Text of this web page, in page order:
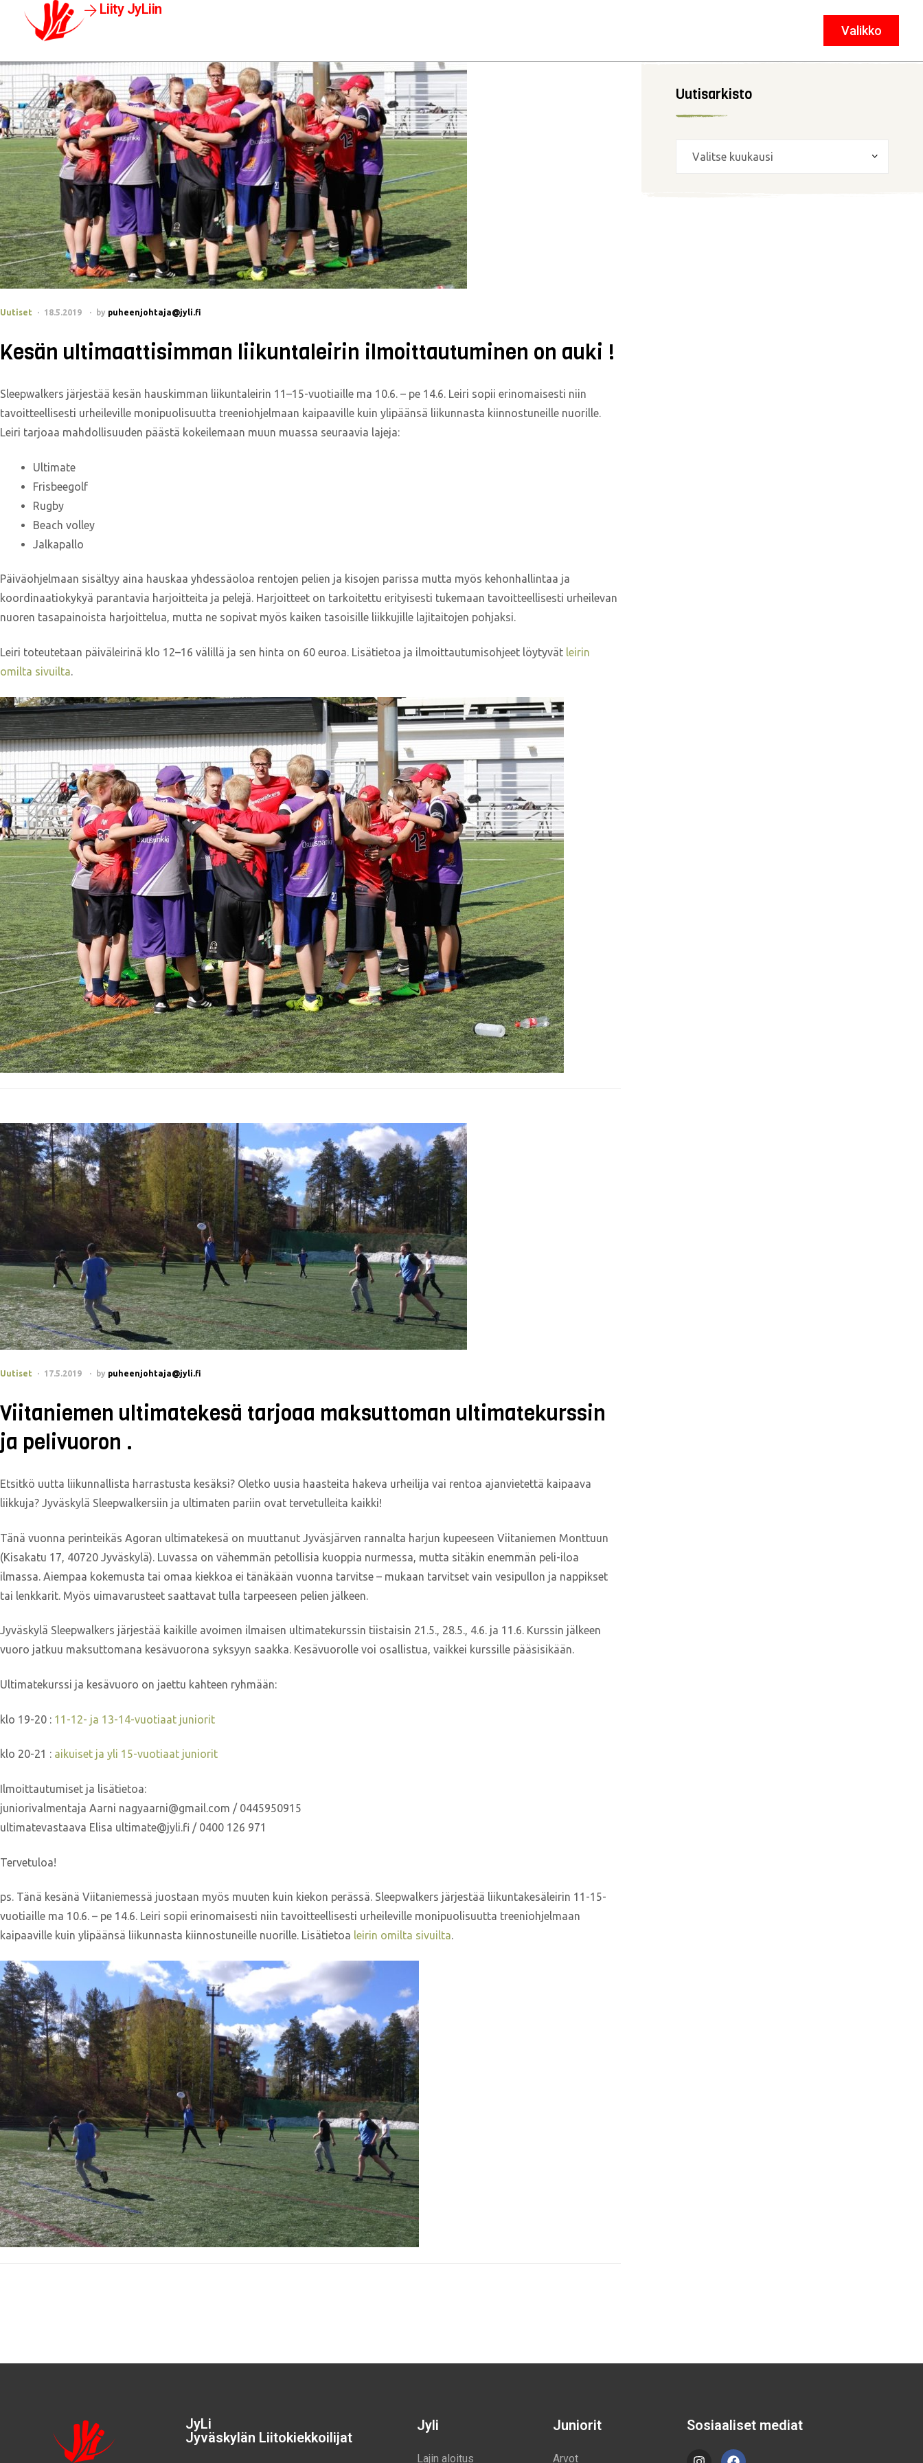
Liity JyLiin
Valikko
Sulje
Uutiset 18.5.2019 by puheenjohtaja@jyli.fi
Kesän ultimaattisimman liikuntaleirin ilmoittautuminen on auki !
Sleepwalkers järjestää kesän hauskimman liikuntaleirin 11–15-vuotiaille ma 10.6. – pe 14.6. Leiri sopii erinomaisesti niin
tavoitteellisesti urheileville monipuolisuutta treeniohjelmaan kaipaaville kuin ylipäänsä liikunnasta kiinnostuneille nuorille.
Leiri tarjoaa mahdollisuuden päästä kokeilemaan muun muassa seuraavia lajeja:
Ultimate
Frisbeegolf
Rugby
Beach volley
Jalkapallo
Päiväohjelmaan sisältyy aina hauskaa yhdessäoloa rentojen pelien ja kisojen parissa mutta myös kehonhallintaa ja
koordinaatiokykyä parantavia harjoitteita ja pelejä. Harjoitteet on tarkoitettu erityisesti tukemaan tavoitteellisesti urheilevan
nuoren tasapainoista harjoittelua, mutta ne sopivat myös kaiken tasoisille liikkujille lajitaitojen pohjaksi.
Leiri toteutetaan päiväleirinä klo 12–16 välillä ja sen hinta on 60 euroa. Lisätietoa ja ilmoittautumisohjeet löytyvät leirin
omilta sivuilta.
Uutiset 17.5.2019 by puheenjohtaja@jyli.fi
Viitaniemen ultimatekesä tarjoaa maksuttoman ultimatekurssin
ja pelivuoron .
Etsitkö uutta liikunnallista harrastusta kesäksi? Oletko uusia haasteita hakeva urheilija vai rentoa ajanvietettä kaipaava
liikkuja? Jyväskylä Sleepwalkersiin ja ultimaten pariin ovat tervetulleita kaikki!
Tänä vuonna perinteikäs Agoran ultimatekesä on muuttanut Jyväsjärven rannalta harjun kupeeseen Viitaniemen Monttuun
(Kisakatu 17, 40720 Jyväskylä). Luvassa on vähemmän petollisia kuoppia nurmessa, mutta sitäkin enemmän peli-iloa
ilmassa. Aiempaa kokemusta tai omaa kiekkoa ei tänäkään vuonna tarvitse – mukaan tarvitset vain vesipullon ja nappikset
tai lenkkarit. Myös uimavarusteet saattavat tulla tarpeeseen pelien jälkeen.
Jyväskylä Sleepwalkers järjestää kaikille avoimen ilmaisen ultimatekurssin tiistaisin 21.5., 28.5., 4.6. ja 11.6. Kurssin jälkeen
vuoro jatkuu maksuttomana kesävuorona syksyyn saakka. Kesävuorolle voi osallistua, vaikkei kurssille pääsisikään.
Ultimatekurssi ja kesävuoro on jaettu kahteen ryhmään:
klo 19-20 : 11-12- ja 13-14-vuotiaat juniorit
klo 20-21 : aikuiset ja yli 15-vuotiaat juniorit
Ilmoittautumiset ja lisätietoa:
juniorivalmentaja Aarni nagyaarni@gmail.com / 0445950915
ultimatevastaava Elisa ultimate@jyli.fi / 0400 126 971
Tervetuloa!
ps. Tänä kesänä Viitaniemessä juostaan myös muuten kuin kiekon perässä. Sleepwalkers järjestää liikuntakesäleirin 11-15-
vuotiaille ma 10.6. – pe 14.6. Leiri sopii erinomaisesti niin tavoitteellisesti urheileville monipuolisuutta treeniohjelmaan
kaipaaville kuin ylipäänsä liikunnasta kiinnostuneille nuorille. Lisätietoa leirin omilta sivuilta.
Uutisarkisto
JyLi
Jyväskylän Liitokiekkoilijat
Jyli
Lajin aloitus
Juniorit
Arvot
Sosiaaliset mediat